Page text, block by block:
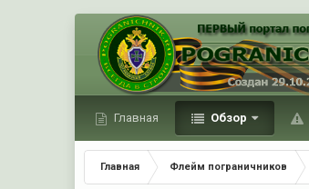
Главная Обзор
Главная Флейм пограничников